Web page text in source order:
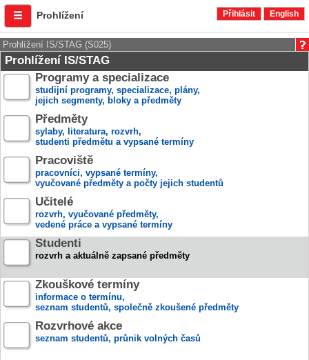
Prohlížení Přihlásit English
Prohlížení IS/STAG (S025)
Prohlížení IS/STAG
Programy a specializace
studijní programy, specializace, plány,
jejich segmenty, bloky a předměty
Předměty
sylaby, literatura, rozvrh,
studenti předmětu a vypsané termíny
Pracoviště
pracovníci, vypsané termíny,
vyučované předměty a počty jejich studentů
Učitelé
rozvrh, vyučované předměty,
vedené práce a vypsané termíny
Studenti
rozvrh a aktuálně zapsané předměty
Zkouškové termíny
informace o termínu,
seznam studentů, společně zkoušené předměty
Rozvrhové akce
seznam studentů, průnik volných časů